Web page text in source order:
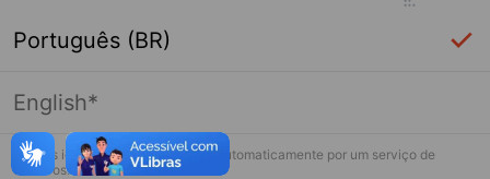
Página indisponível
Desculpe, algo deu errado. Faça login
Português (BR)
English*
* Esses idiomas serão traduzidos automaticamente por um serviço de
terceiros.